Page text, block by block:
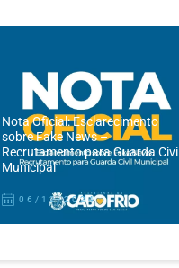
Nota Oficial: Esclarecimento
sobre Fake News –
Recrutamento para Guarda Civil
Municipal
06/12/2024